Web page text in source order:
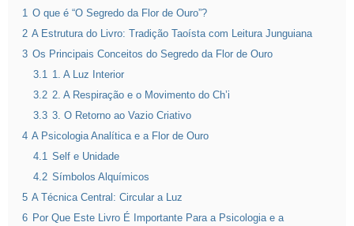
1 O que é “O Segredo da Flor de Ouro”?
2 A Estrutura do Livro: Tradição Taoísta com Leitura Junguiana
3 Os Principais Conceitos do Segredo da Flor de Ouro
3.1 1. A Luz Interior
3.2 2. A Respiração e o Movimento do Ch’i
3.3 3. O Retorno ao Vazio Criativo
4 A Psicologia Analítica e a Flor de Ouro
4.1 Self e Unidade
4.2 Símbolos Alquímicos
5 A Técnica Central: Circular a Luz
6 Por Que Este Livro É Importante Para a Psicologia e a